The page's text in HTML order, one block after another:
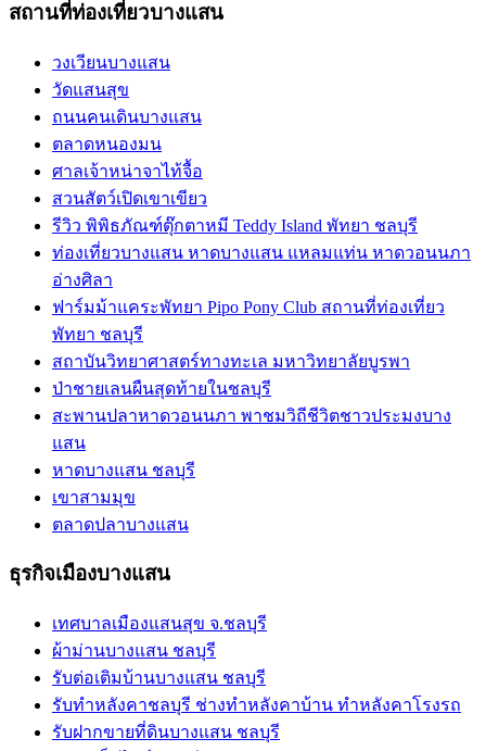
สถานที่ท่องเที่ยวบางแสน
วงเวียนบางแสน
วัดแสนสุข
ถนนคนเดินบางแสน
ตลาดหนองมน
ศาลเจ้าหน่าจาไท้จื้อ
สวนสัตว์เปิดเขาเขียว
รีวิว พิพิธภัณฑ์ตุ๊กตาหมี Teddy Island พัทยา ชลบุรี
ท่องเที่ยวบางแสน หาดบางแสน แหลมแท่น หาดวอนนภา
อ่างศิลา
ฟาร์มม้าแคระพัทยา Pipo Pony Club สถานที่ท่องเที่ยว
พัทยา ชลบุรี
สถาบันวิทยาศาสตร์ทางทะเล มหาวิทยาลัยบูรพา
ป่าชายเลนผืนสุดท้ายในชลบุรี
สะพานปลาหาดวอนนภา พาชมวิถีชีวิตชาวประมงบาง
แสน
หาดบางแสน ชลบุรี
เขาสามมุข
ตลาดปลาบางแสน
ธุรกิจเมืองบางแสน
เทศบาลเมืองแสนสุข จ.ชลบุรี
ผ้าม่านบางแสน ชลบุรี
รับต่อเติมบ้านบางแสน ชลบุรี
รับทำหลังคาชลบุรี ช่างทำหลังคาบ้าน ทำหลังคาโรงรถ
รับฝากขายที่ดินบางแสน ชลบุรี